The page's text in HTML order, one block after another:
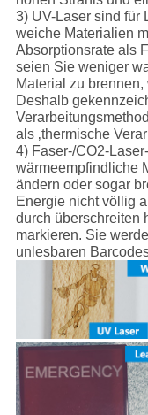
3) UV-Laser sind für
weiche Materialien
Absorptionsrate als
seien Sie weniger
Material zu
Deshalb
als ‚thermische
4) Faser-/CO2-
wärmeempfindliche
ändern oder sogar
Energie nicht völlig
durch überschreiten
markieren. Sie
unlesbaren